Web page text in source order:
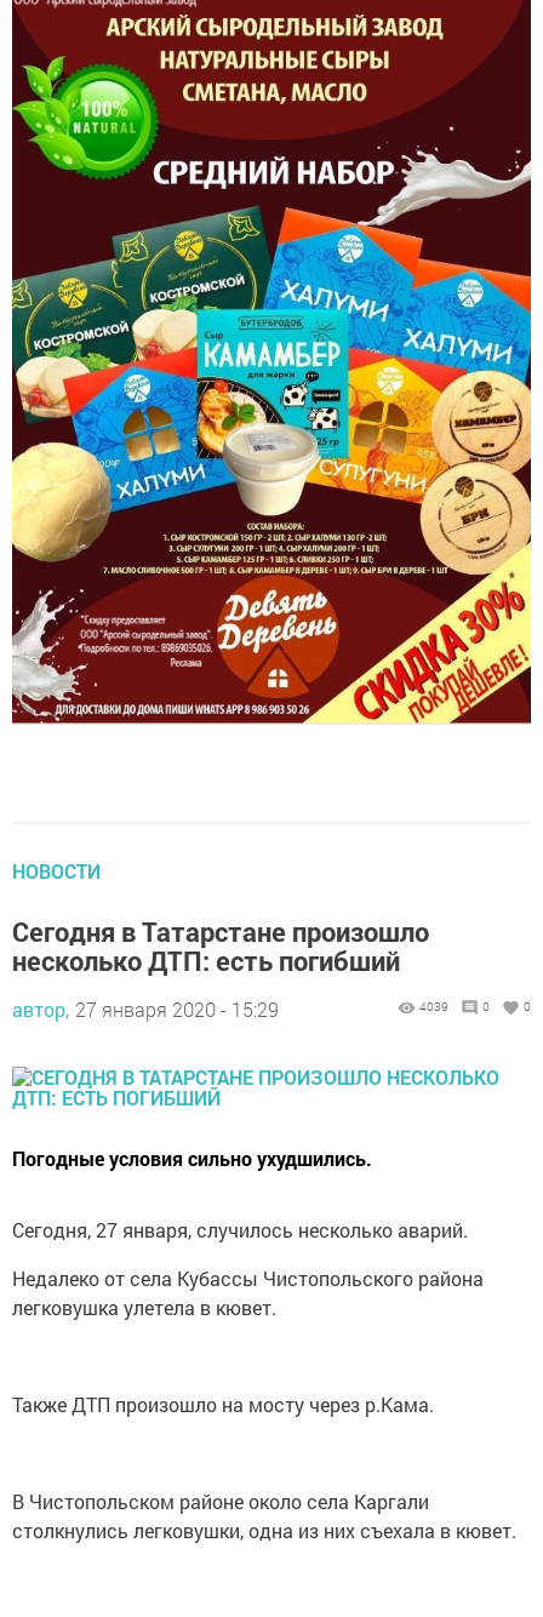
НОВОСТИ
Сегодня в Татарстане произошло
несколько ДТП: есть погибший
автор, 27 января 2020 - 15:29 4039 0 0
Погодные условия сильно ухудшились.
Сегодня, 27 января, случилось несколько аварий.
Недалеко от села Кубассы Чистопольского района
легковушка улетела в кювет.
Также ДТП произошло на мосту через р.Кама.
В Чистопольском районе около села Каргали
столкнулись легковушки, одна из них съехала в кювет.